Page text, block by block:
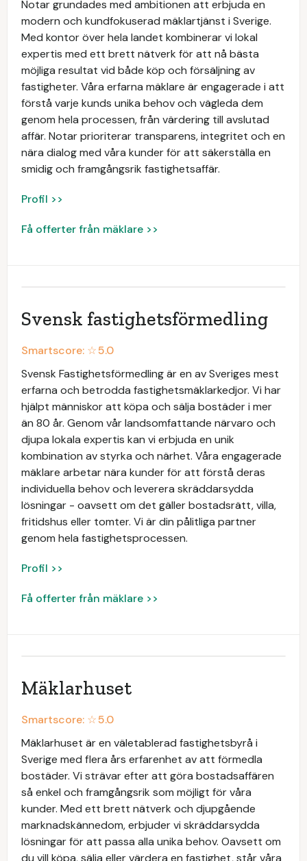
Notar grundades med ambitionen att erbjuda en
modern och kundfokuserad mäklartjänst i Sverige.
Med kontor över hela landet kombinerar vi lokal
expertis med ett brett nätverk för att nå bästa
möjliga resultat vid både köp och försäljning av
fastigheter. Våra erfarna mäklare är engagerade i att
förstå varje kunds unika behov och vägleda dem
genom hela processen, från värdering till avslutad
affär. Notar prioriterar transparens, integritet och en
nära dialog med våra kunder för att säkerställa en
smidig och framgångsrik fastighetsaffär.
Profil >>
Få offerter från mäklare >>
Svensk fastighetsförmedling
Smartscore: ☆5.0
Svensk Fastighetsförmedling är en av Sveriges mest
erfarna och betrodda fastighetsmäklarkedjor. Vi har
hjälpt människor att köpa och sälja bostäder i mer
än 80 år. Genom vår landsomfattande närvaro och
djupa lokala expertis kan vi erbjuda en unik
kombination av styrka och närhet. Våra engagerade
mäklare arbetar nära kunder för att förstå deras
individuella behov och leverera skräddarsydda
lösningar - oavsett om det gäller bostadsrätt, villa,
fritidshus eller tomter. Vi är din pålitliga partner
genom hela fastighetsprocessen.
Profil >>
Få offerter från mäklare >>
Mäklarhuset
Smartscore: ☆5.0
Mäklarhuset är en väletablerad fastighetsbyrå i
Sverige med flera års erfarenhet av att förmedla
bostäder. Vi strävar efter att göra bostadsaffären
så enkel och framgångsrik som möjligt för våra
kunder. Med ett brett nätverk och djupgående
marknadskännedom, erbjuder vi skräddarsydda
lösningar för att passa alla unika behov. Oavsett om
du vill köpa, sälja eller värdera en fastighet, står våra